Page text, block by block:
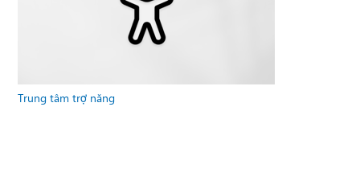
Trung tâm trợ năng